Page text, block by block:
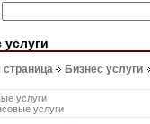
услуги
страница Бизнес услуги
услуги
услуги